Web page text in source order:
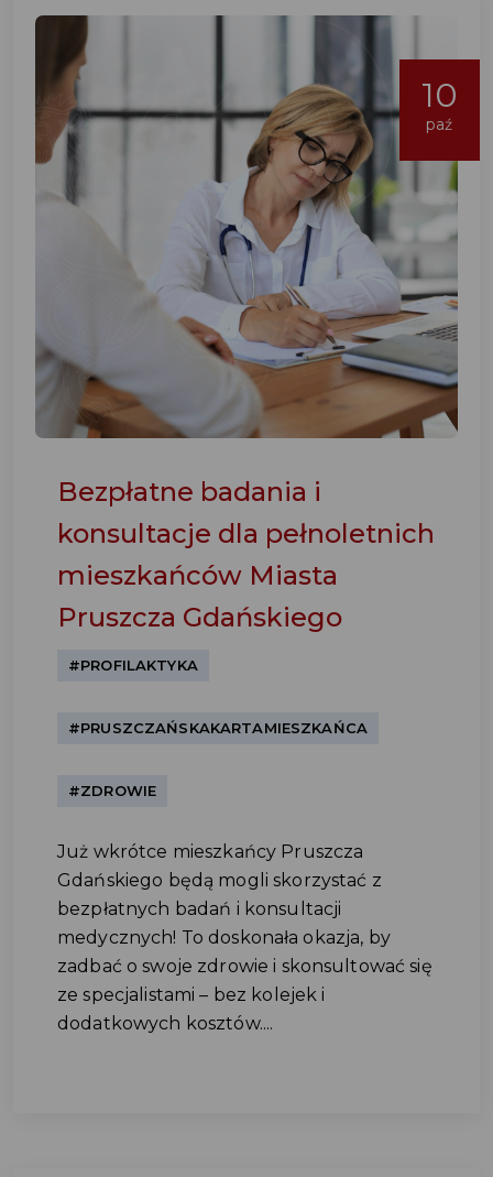
10
paź
Bezpłatne badania i
konsultacje dla pełnoletnich
mieszkańców Miasta
Pruszcza Gdańskiego
#PROFILAKTYKA
#PRUSZCZAŃSKAKARTAMIESZKAŃCA
#ZDROWIE
Już wkrótce mieszkańcy Pruszcza
Gdańskiego będą mogli skorzystać z
bezpłatnych badań i konsultacji
medycznych! To doskonała okazja, by
zadbać o swoje zdrowie i skonsultować się
ze specjalistami – bez kolejek i
dodatkowych kosztów....